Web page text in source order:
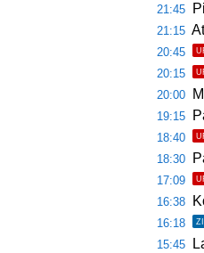
21:45
21:15
20:45
20:15
20:00
19:15
18:40
18:30
17:09
16:38
16:18
15:45